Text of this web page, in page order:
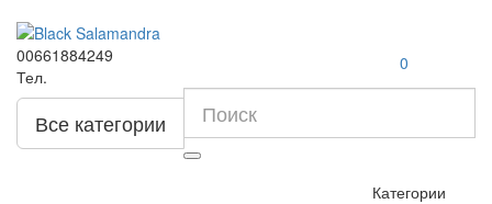
00661884249
Тел.
0
Все категории
Категории